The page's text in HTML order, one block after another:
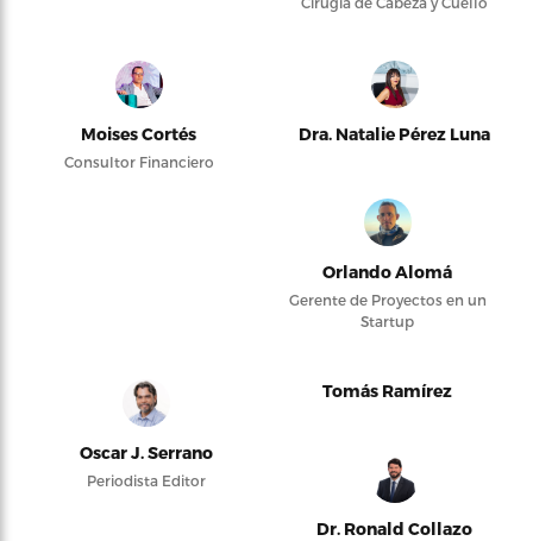
Moises Cortés
Consultor Financiero
Dra. Natalie Pérez Luna
Orlando Alomá
Gerente de Proyectos en un
Startup
Oscar J. Serrano
Periodista Editor
Tomás Ramírez
Dr. Ronald Collazo